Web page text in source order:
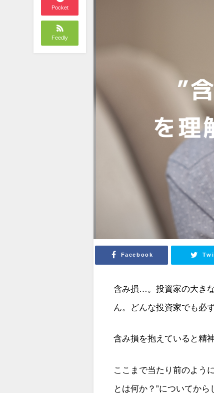
Pocket
Feedly
Facebook
含み損…。投資家の大き
ん。どんな投資家でも必
含み損を抱えていると精
ここまで当たり前のよう
とは何か？”についてか